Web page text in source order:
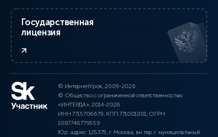
Государственная
лицензия
© ИнтернетУрок, 2009-2026
© Общество с ограниченной ответственностью
«ИНТЕРДА», 2014-2026
ИНН 7715706679, КПП 771001001, ОГРН
1087746779559
Юр. адрес: 125375, г. Москва, вн.тер.г. муниципальный